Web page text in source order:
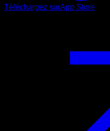
Téléchargez surApp Store